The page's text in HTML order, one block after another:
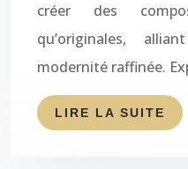
créer des
qu’originales,
modernité raffinée.
LIRE LA SUITE